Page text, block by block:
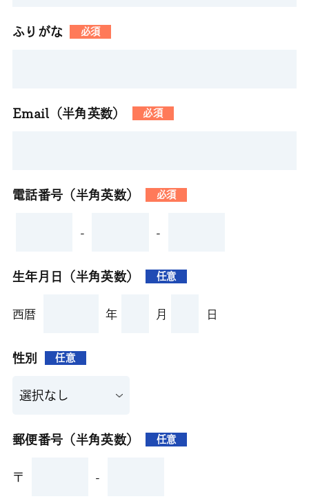
ふりがな 必須
Email（半角英数） 必須
電話番号（半角英数） 必須
- -
生年月日（半角英数） 任意
西暦 年 月 日
性別 任意
郵便番号（半角英数） 任意
〒 -